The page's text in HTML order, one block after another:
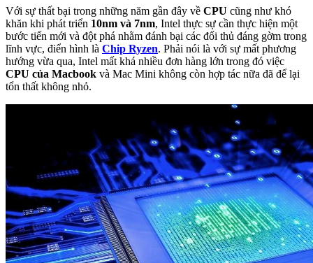
Với sự thất bại trong những năm gần đây về CPU cũng như khó
khăn khi phát triển 10nm và 7nm, Intel thực sự cần thực hiện một
bước tiến mới và đột phá nhằm đánh bại các đối thủ đáng gờm trong
lĩnh vực, điển hình là Chip Ryzen. Phải nói là với sự mất phương
hướng vừa qua, Intel mất khá nhiều đơn hàng lớn trong đó việc
CPU của Macbook và Mac Mini không còn hợp tác nữa đã để lại
tổn thất không nhỏ.